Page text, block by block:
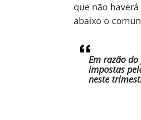
que não
abaixo o
Em razão
impostas
neste